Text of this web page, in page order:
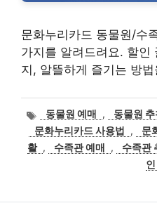
문화누리카드 동물원/수
가지를 알려드려요. 할인
지, 알뜰하게 즐기는 방
태
그
동물원 예매 , 동물원 추
문화누리카드 사용법
, 문
활 , 수족관 예매 , 수족관
인